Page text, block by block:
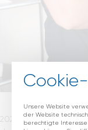
2022 –
Unsere Website
der Website
berechtigte Interesse